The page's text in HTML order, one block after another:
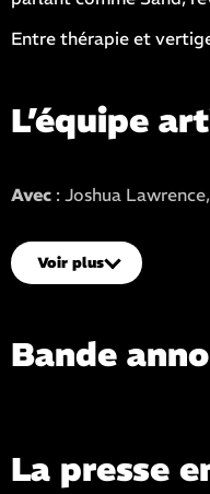
Entre thérapie et
L’équipe
Avec : Joshua
Scénographie
Crédit photo : Florian
Voir plus
Bande
La presse